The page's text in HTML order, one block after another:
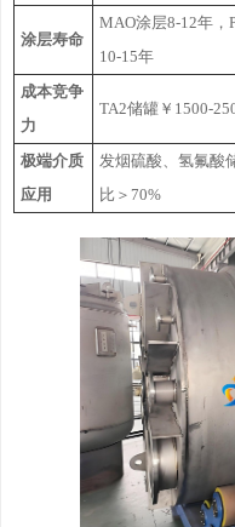
涂层寿命
MAO涂层8-12年，
10-15年
成本竞争
力
TA2储罐￥1500-
极端介质
应用
发烟硫酸、氢氟酸
比＞70%